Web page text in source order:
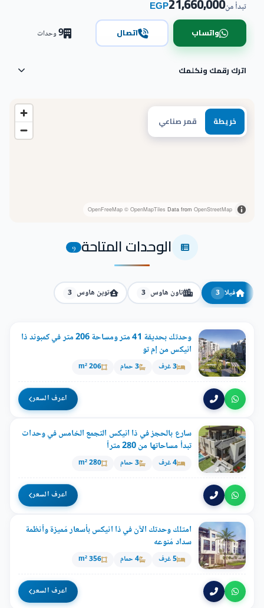
خريطة قمر صناعي
OpenFreeMap © OpenMapTiles Data from OpenStreetMap
تبدأ من EGP
واتساب اتصال 9وحدات
اترك رقمك ونكلمك
الوحدات المتاحة 9
فيلا 3 تاون هاوس 3 توين هاوس 3
وحدتك بحديقة 41 متر ومساحة 206 متر في كمبوند ذا
انيكس من إم تو
3 غرف 3 حمام 206 m²
اعرف السعر
سارع بالحجز في ذا انيكس التجمع الخامس في وحدات
تبدأ مساحاتها من 280 متراً
4 غرف 3 حمام 280 m²
اعرف السعر
امتلك وحدتك الآن في ذا انيكس بأسعار مُميزة وأنظمة
سداد مُنوعه
5 غرف 4 حمام 356 m²
اعرف السعر